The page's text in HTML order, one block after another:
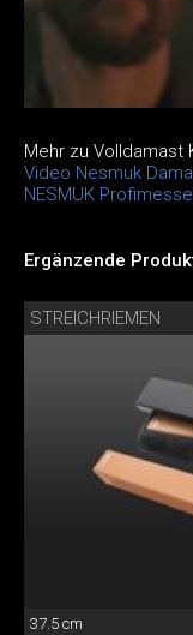
Mehr zu Volldamast
Video Nesmuk
NESMUK
Ergänzende
STREICHRIEMEN
37.5 cm